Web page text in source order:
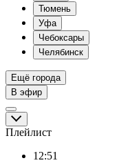
Тюмень
Уфа
Чебоксары
Челябинск
Ещё города
В эфир
Плейлист
12:51